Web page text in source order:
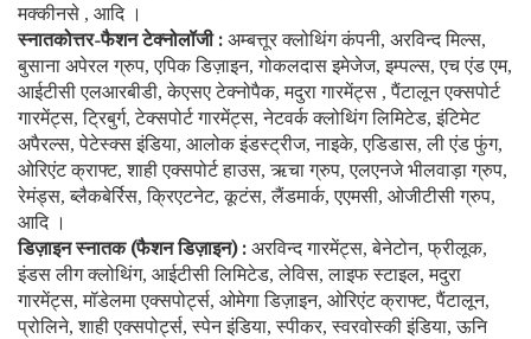
मक्कीनसे , आदि ।
स्नातकोत्तर-फैशन टेक्नोलॉजी : अम्बत्तूर क्लोथिंग कंपनी, अरविन्द मिल्स,
बुसाना अपेरल ग्रुप,एपिक डिज़ाइन,गोकलदास इमेजेज,इम्पल्स,एच एंड एम,
आईटीसी एलआरबीडी,केएसए टेक्नोपैक,मदुरा गारमेंट्स ,पैंटालून एक्सपोर्ट
गारमेंट्स,ट्रिबुर्ग,टेक्सपोर्ट गारमेंट्स,नेटवर्क क्लोथिंग लिमिटेड,इंटिमेट
अपैरल्स,पेटेस्क्स इंडिया, आलोक इंडस्ट्रीज,नाइके,एडिडास,ली एंड फुंग,
ओरिएंट क्राफ्ट,शाही एक्सपोर्ट हाउस,ऋचा ग्रुप,एलएनजे भीलवाड़ा ग्रुप,
रेमंड्स,ब्लैकबेर्रिस,क्रिएटनेट,कूटंस,लैंडमार्क,एएमसी, ओजीटीसी ग्रुप,
आदि ।
डिज़ाइन स्नातक (फैशन डिज़ाइन) : अरविन्द गारमेंट्स,बेनेटोन,फ्रीलूक,
इंडस लीग क्लोथिंग, आईटीसी लिमिटेड,लेविस,लाइफ स्टाइल,मदुरा
गारमेंट्स,मॉडेलमा एक्सपोर्ट्स, ओमेगा डिज़ाइन, ओरिएंट क्राफ्ट,पैंटालून,
प्रोलिने,शाही एक्सपोर्ट्स,स्पेन इंडिया,स्पीकर,स्वरवोस्की इंडिया,ऊनि